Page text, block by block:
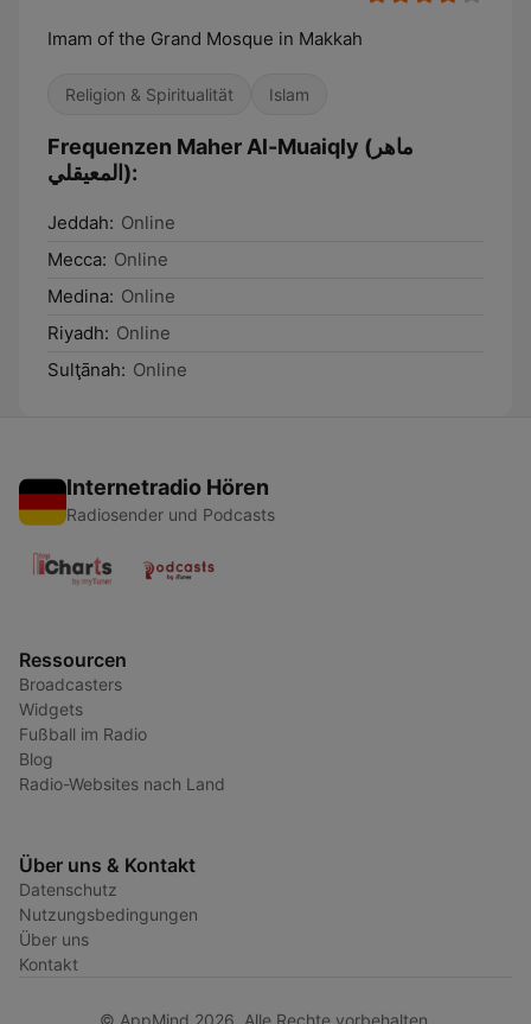
Imam of the Grand Mosque in Makkah
Religion & Spiritualität Islam
Frequenzen Maher Al-Muaiqly (ماهر
المعيقلي):
Jeddah: Online
Mecca: Online
Medina: Online
Riyadh: Online
Sulţānah: Online
Internetradio Hören
Radiosender und Podcasts
Ressourcen
Broadcasters
Widgets
Fußball im Radio
Blog
Radio-Websites nach Land
Über uns & Kontakt
Datenschutz
Nutzungsbedingungen
Über uns
Kontakt
© AppMind 2026. Alle Rechte vorbehalten.